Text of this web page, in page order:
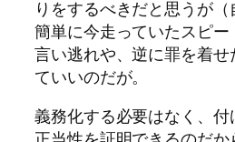
りをするべきだと思うが（
簡単に今走っていたスピ
言い逃れや、逆に罪を着
ていいのだが。
義務化する必要はなく、